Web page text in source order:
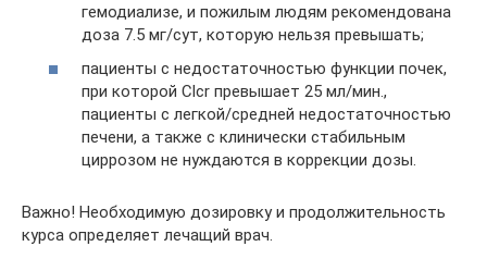
гемодиализе, и пожилым людям рекомендована
доза 7.5 мг/сут, которую нельзя превышать;
пациенты с недостаточностью функции почек,
при которой Clcr превышает 25 мл/мин.,
пациенты с легкой/средней недостаточностью
печени, а также с клинически стабильным
циррозом не нуждаются в коррекции дозы.
Важно! Необходимую дозировку и продолжительность
курса определяет лечащий врач.